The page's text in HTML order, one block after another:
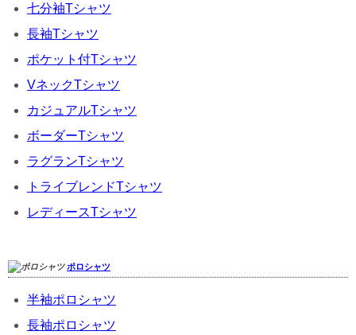
七分袖Tシャツ
長袖Tシャツ
ポケット付Tシャツ
VネックTシャツ
カジュアルTシャツ
ボーダーTシャツ
ラグランTシャツ
トライブレンドTシャツ
レディースTシャツ
ポロシャツ
半袖ポロシャツ
長袖ポロシャツ